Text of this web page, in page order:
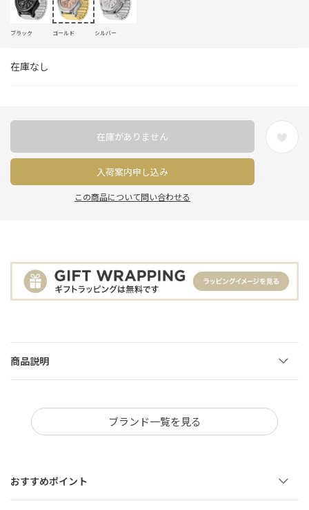
在庫なし
ブラック ゴールド シルバー
入荷案内申し込み
在庫がありません
この商品について問い合わせる
商品説明
ブランド一覧を見る
おすすめポイント